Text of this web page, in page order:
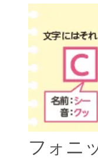
フォニ